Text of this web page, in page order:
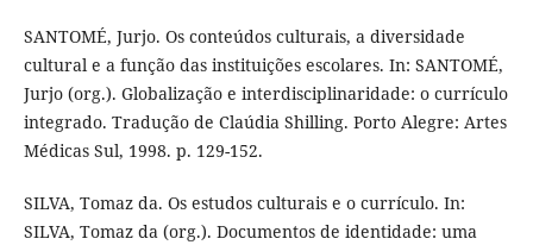
SANTOMÉ, Jurjo. Os conteúdos culturais, a diversidade
cultural e a função das instituições escolares. In: SANTOMÉ,
Jurjo (org.). Globalização e interdisciplinaridade: o currículo
integrado. Tradução de Claúdia Shilling. Porto Alegre: Artes
Médicas Sul, 1998. p. 129-152.
SILVA, Tomaz da. Os estudos culturais e o currículo. In:
SILVA, Tomaz da (org.). Documentos de identidade: uma